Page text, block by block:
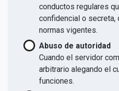
conductos regulares
confidencial o secreta,
normas vigentes.
Abuso de autoridad
Cuando el servidor
arbitrario alegando el
funciones.